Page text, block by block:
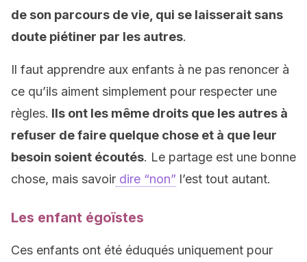
de son parcours de vie, qui se laisserait sans
doute piétiner par les autres.
Il faut apprendre aux enfants à ne pas renoncer à
ce qu’ils aiment simplement pour respecter une
règles. Ils ont les même droits que les autres à
refuser de faire quelque chose et à que leur
besoin soient écoutés. Le partage est une bonne
chose, mais savoir dire “non” l’est tout autant.
Les enfant égoïstes
Ces enfants ont été éduqués uniquement pour